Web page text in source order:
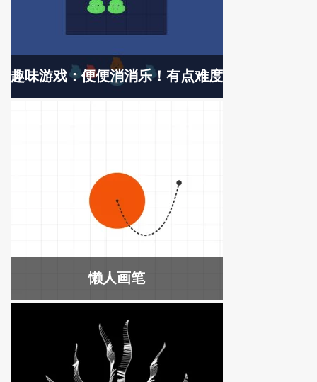
趣味游戏：便便消消乐！有点难度
懒人画笔